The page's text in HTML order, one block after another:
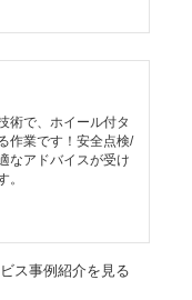
術で、ホイール付タ
作業です！安全点検/
なアドバイスが受け
。
ス事例紹介を見る